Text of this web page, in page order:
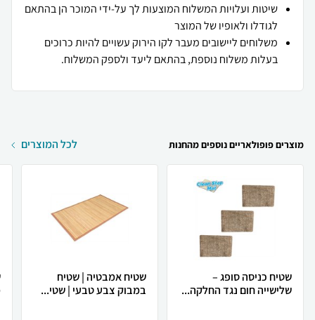
שיטות ועלויות המשלוח המוצעות לך על-ידי המוכר הן בהתאם
לגודלו ולאופיו של המוצר
משלוחים ליישובים מעבר לקו הירוק עשויים להיות כרוכים
בעלות משלוח נוספת, בהתאם ליעד ולספק המשלוח.
מוצרים פופולאריים נוספים מהחנות לכל המוצרים
שטיח כניסה סופג –
שלישייה חום נגד החלקה...
שטיח אמבטיה | שטיח
במבוק צבע טבעי | שטי...